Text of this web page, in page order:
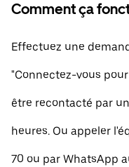
Comment ça
Effectuez une
"Connectez-vous
être recontacté par
heures. Ou appeler
70 ou par WhatsApp